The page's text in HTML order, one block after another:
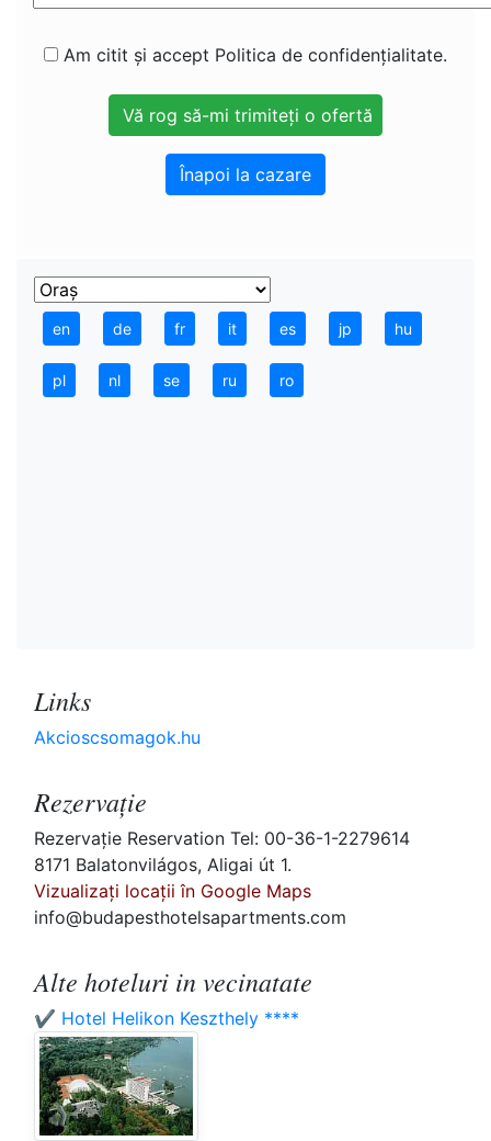
Am citit și accept Politica de confidențialitate.
Înapoi la cazare
en de fr it es jp hu
pl nl se ru ro
Links
Akcioscsomagok.hu
Rezervaţie
Rezervaţie Reservation Tel: 00-36-1-2279614
8171 Balatonvilágos, Aligai út 1.
Vizualizați locații în Google Maps
info@budapesthotelsapartments.com
Alte hoteluri in vecinatate
✔️ Hotel Helikon Keszthely ****